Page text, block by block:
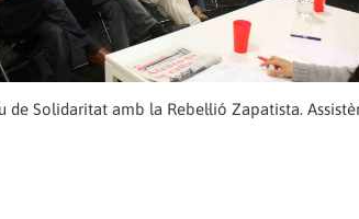
Solidaritat amb la Rebel·lió Zapatista.